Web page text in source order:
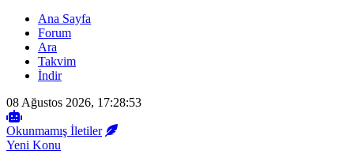
Ana Sayfa
Forum
Ara
Takvim
İndir
08 Ağustos 2026, 17:28:53
Okunmamış İletiler
Yeni Konu